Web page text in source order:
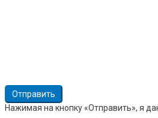
Нажимая на кнопку «Отправить», я